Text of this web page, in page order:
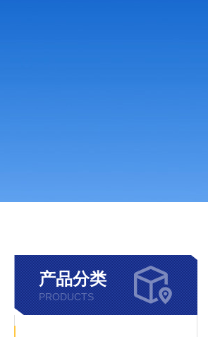
产品分类
PRODUCTS